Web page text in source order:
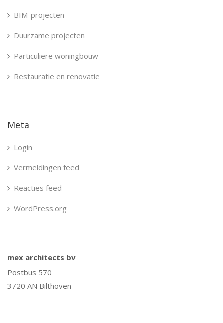
BIM-projecten
Duurzame projecten
Particuliere woningbouw
Restauratie en renovatie
Meta
Login
Vermeldingen feed
Reacties feed
WordPress.org
mex architects bv
Postbus 570
3720 AN Bilthoven